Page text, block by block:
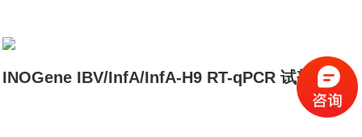
INOGene IBV/InfA/InfA-H9 RT-qPCR 试剂盒